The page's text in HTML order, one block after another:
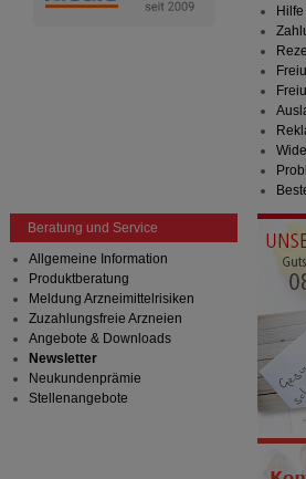
Beratung und Service
Allgemeine Information
Produktberatung
Meldung Arzneimittelrisiken
Zuzahlungsfreie Arzneien
Angebote & Downloads
Newsletter
Neukundenprämie
Stellenangebote